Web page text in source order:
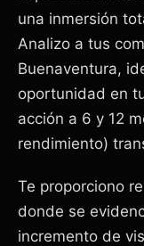
una inmersión
Analizo a tus
Buenaventura,
oportunidad en
acción a 6 y 12
rendimiento)
Te proporciono
donde se
incremento de